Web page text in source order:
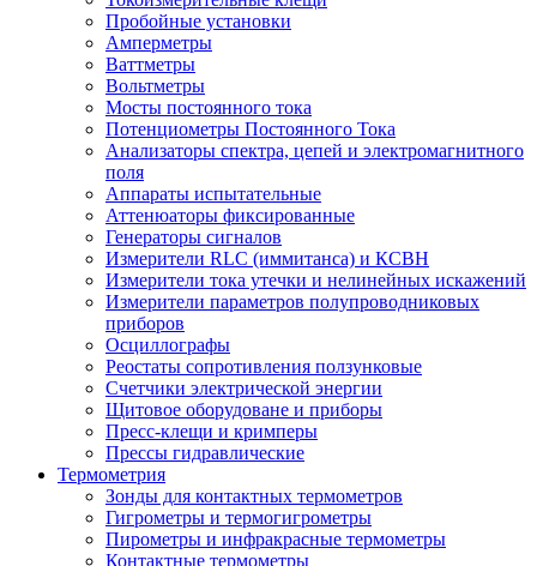
Пробойные установки
Амперметры
Ваттметры
Вольтметры
Мосты постоянного тока
Потенциометры Постоянного Тока
Анализаторы спектра, цепей и электромагнитного
поля
Аппараты испытательные
Аттенюаторы фиксированные
Генераторы сигналов
Измерители RLC (иммитанса) и КСВН
Измерители тока утечки и нелинейных искажений
Измерители параметров полупроводниковых
приборов
Осциллографы
Реостаты сопротивления ползунковые
Счетчики электрической энергии
Щитовое оборудоване и приборы
Пресс-клещи и кримперы
Прессы гидравлические
Термометрия
Зонды для контактных термометров
Гигрометры и термогигрометры
Пирометры и инфракрасные термометры
Контактные термометры